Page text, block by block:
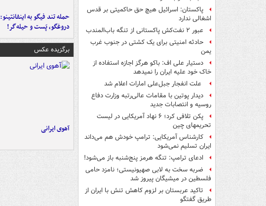
پاکستان: اسرائیل هیچ حق حاکمیتی بر قدس
اشغالی ندارد
عبور ۲ نفت‌کش پاکستانی از تنگه باب‌المندب
حادثه امنیتی برای یک کشتی در جنوب غرب
یمن
دستیار علی اف: باکو هرگز اجازه استفاده از
خاک خود علیه ایران را نمیدهد
علت انفجار جبل‌علی امارات اعلام شد
دیدار پوتین با مقامات عالی‌رتبه وزارت دفاع
روسیه و انتصابات جدید
پکن تلافی کرد؛ ۶ نهاد آمریکایی در لیست
تحریمهای چین
کارشناس آمریکایی: ترامپ خودش هم می‌داند
ایران تسلیم نمی‌شود
ادعای ترامپ: تنگه هرمز پنج‌شنبه باز می‌شود!
ضربه سخت به لابی صهیونیستی؛ نامزد حامی
فلسطین در میشیگان پیروز شد
تاکید عربستان بر لزوم کاهش تنش با ایران از
طریق گفتگو
حمله تند فیگو به اینفانتینو:
دروغگو، پَست‌ و حیله‌گر!
برگزیده عکس
آهوی ایرانی